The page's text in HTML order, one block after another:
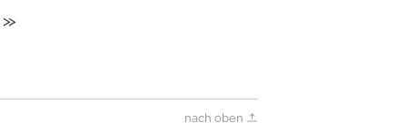
nach oben